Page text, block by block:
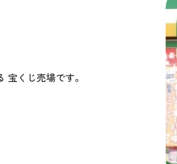
くじ売場です。